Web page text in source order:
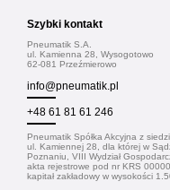
Szybki kontakt
Pneumatik S.A.
ul. Kamienna 28, Wysogotowo
62-081 Przeźmierowo
info@pneumatik.pl
+48 61 81 61 246
Pneumatik Spółka Akcyjna z
ul. Kamiennej 28, dla której w
Poznaniu, VIII Wydział
akta rejestrowe pod nr KRS
kapitał zakładowy w wysokości